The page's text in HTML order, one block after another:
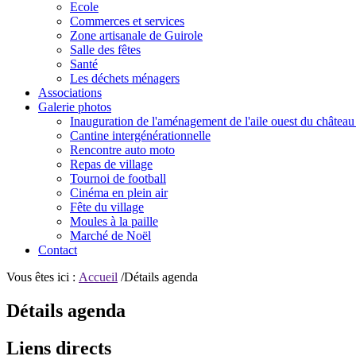
Ecole
Commerces et services
Zone artisanale de Guirole
Salle des fêtes
Santé
Les déchets ménagers
Associations
Galerie photos
Inauguration de l'aménagement de l'aile ouest du
Cantine intergénérationnelle
Rencontre auto moto
Repas de village
Tournoi de football
Cinéma en plein air
Fête du village
Moules à la paille
Marché de Noël
Contact
Vous êtes ici : Accueil /Détails agenda
Détails agenda
Liens directs